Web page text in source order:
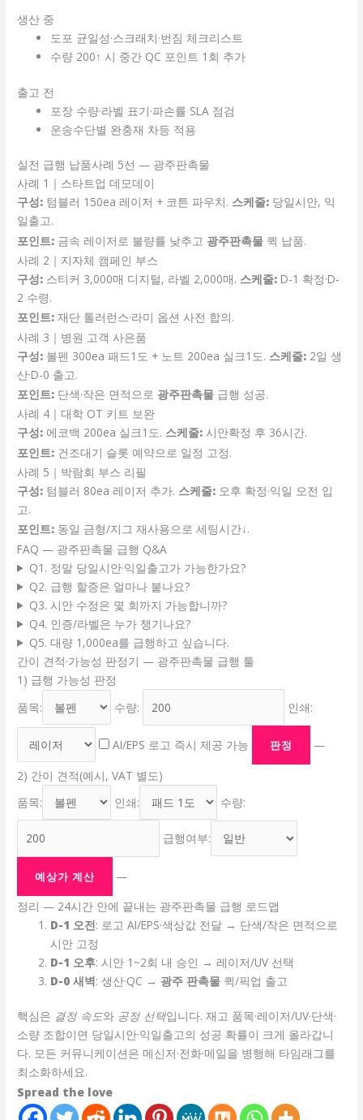
생산 중
도포 균일성·스크래치·번짐 체크리스트
수량 200↑ 시 중간 QC 포인트 1회 추가
출고 전
포장 수량·라벨 표기·파손률 SLA 점검
운송수단별 완충재 차등 적용
실전 급행 납품사례 5선 — 광주판촉물
사례 1｜스타트업 데모데이
구성: 텀블러 150ea 레이저 + 코튼 파우치. 스케줄: 당일시안, 익
일출고.
포인트: 금속 레이저로 불량률 낮추고 광주판촉물 퀵 납품.
사례 2｜지자체 캠페인 부스
구성: 스티커 3,000매 디지털, 라벨 2,000매. 스케줄: D-1 확정·D-
2 수령.
포인트: 재단 톨러런스·라미 옵션 사전 합의.
사례 3｜병원 고객 사은품
구성: 볼펜 300ea 패드1도 + 노트 200ea 실크1도. 스케줄: 2일 생
산·D-0 출고.
포인트: 단색·작은 면적으로 광주판촉물 급행 성공.
사례 4｜대학 OT 키트 보완
구성: 에코백 200ea 실크1도. 스케줄: 시안확정 후 36시간.
포인트: 건조대기 슬롯 예약으로 일정 고정.
사례 5｜박람회 부스 리필
구성: 텀블러 80ea 레이저 추가. 스케줄: 오후 확정·익일 오전 입
고.
포인트: 동일 금형/지그 재사용으로 세팅시간↓.
FAQ — 광주판촉물 급행 Q&A
Q1. 정말 당일시안·익일출고가 가능한가요?
Q2. 급행 할증은 얼마나 붙나요?
Q3. 시안 수정은 몇 회까지 가능합니까?
Q4. 인증/라벨은 누가 챙기나요?
Q5. 대량 1,000ea를 급행하고 싶습니다.
간이 견적·가능성 판정기 — 광주판촉물 급행 툴
1) 급행 가능성 판정
품목:
수량: 인쇄:
AI/EPS 로고 즉시 제공 가능 판정
—
2) 간이 견적(예시, VAT 별도)
품목:
인쇄: 수량:
급행여부:
예상가 계산
—
정리 — 24시간 안에 끝내는 광주판촉물 급행 로드맵
D-1 오전: 로고 AI/EPS·색상값 전달 → 단색/작은 면적으로
시안 고정
D-1 오후: 시안 1~2회 내 승인 → 레이저/UV 선택
D-0 새벽: 생산·QC → 광주 판촉물 퀵/픽업 출고
핵심은 결정 속도와 공정 선택입니다. 재고 품목·레이저/UV·단색·
소량 조합이면 당일시안·익일출고의 성공 확률이 크게 올라갑니
다. 모든 커뮤니케이션은 메신저·전화·메일을 병행해 타임래그를
최소화하세요.
Spread the love